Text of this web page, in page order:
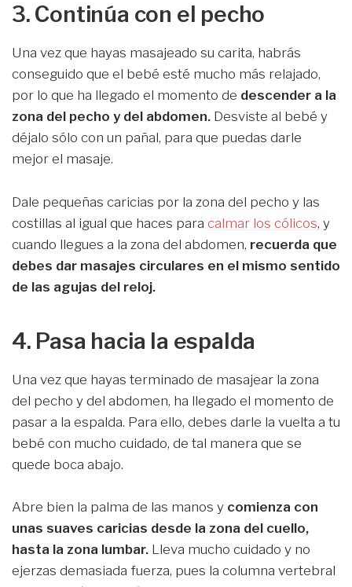
3. Continúa con el pecho
Una vez que hayas masajeado su carita, habrás
conseguido que el bebé esté mucho más relajado,
por lo que ha llegado el momento de descender a la
zona del pecho y del abdomen. Desviste al bebé y
déjalo sólo con un pañal, para que puedas darle
mejor el masaje.
Dale pequeñas caricias por la zona del pecho y las
costillas al igual que haces para calmar los cólicos, y
cuando llegues a la zona del abdomen, recuerda que
debes dar masajes circulares en el mismo sentido
de las agujas del reloj.
4. Pasa hacia la espalda
Una vez que hayas terminado de masajear la zona
del pecho y del abdomen, ha llegado el momento de
pasar a la espalda. Para ello, debes darle la vuelta a tu
bebé con mucho cuidado, de tal manera que se
quede boca abajo.
Abre bien la palma de las manos y comienza con
unas suaves caricias desde la zona del cuello,
hasta la zona lumbar. Lleva mucho cuidado y no
ejerzas demasiada fuerza, pues la columna vertebral